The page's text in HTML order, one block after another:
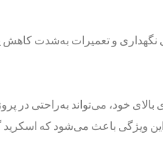
نگهداری و تعمیرات به‌شدت کاهش
خود، می‌تواند به‌راحتی در
ویژگی باعث می‌شود که اسکرید